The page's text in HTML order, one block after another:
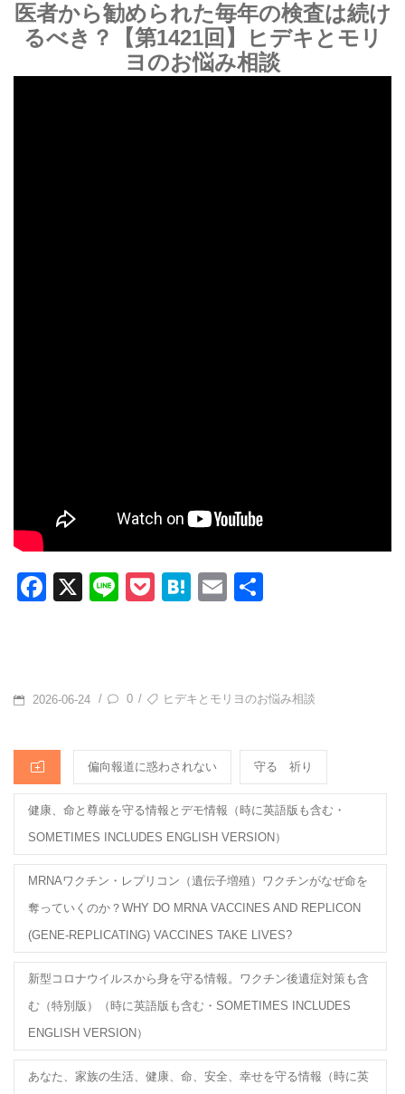
医者から勧められた毎年の検査は続け
るべき？【第1421回】ヒデキとモリ
ヨのお悩み相談
F
b
o
k
X
Li
P
H
a
E
POSTED
2026-06-24 / 0 / TAGSヒデキとモリヨのお悩み相談
CATEGORIES
偏向報道に惑わされない 守る 祈り
健康、命と尊厳を守る情報とデモ情報（時に英語版も含む・
SOMETIMES INCLUDES ENGLISH VERSION）
MRNAワクチン・レプリコン（遺伝子増殖）ワクチンがなぜ命を
奪っていくのか？WHY DO MRNA VACCINES AND REPLICON
(GENE-REPLICATING) VACCINES TAKE LIVES?
新型コロナウイルスから身を守る情報。ワクチン後遺症対策も含
む（特別版）（時に英語版も含む・SOMETIMES INCLUDES
ENGLISH VERSION）
あなた、家族の生活、健康、命、安全、幸せを守る情報（時に英